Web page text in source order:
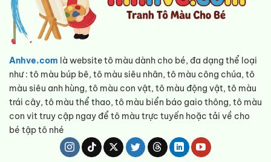
Anhve.com là website tô màu dành cho bé, đa dạng thể loại
như : tô màu búp bê, tô màu siêu nhân, tô màu công chúa, tô
màu siêu anh hùng, tô màu con vật, tô màu động vật, tô màu
trái cây, tô màu thể thao, tô màu biển báo gaio thông, tô màu
con vit truy cập ngay để tô màu trực tuyến hoặc tải về cho
bé tập tô nhé